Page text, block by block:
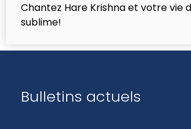
Chantez Hare Krishna et votre vie
sublime!
Bulletins actuels